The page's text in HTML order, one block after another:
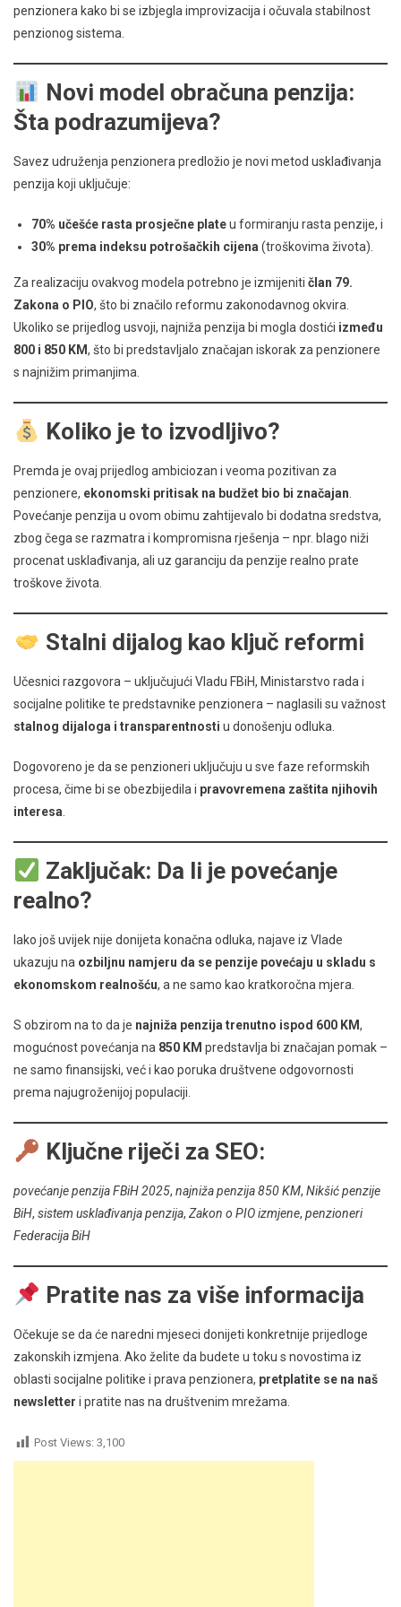
penzionera kako bi se izbjegla improvizacija i očuvala stabilnost
penzionog sistema.
Novi model obračuna penzija:
Šta podrazumijeva?
Savez udruženja penzionera predložio je novi metod usklađivanja
penzija koji uključuje:
70% učešće rasta prosječne plateu formiranju rasta penzije, i
30% prema indeksu potrošačkih cijena(troškovima života).
Za realizaciju ovakvog modela potrebno je izmijeniti član 79.
Zakona o PIO, što bi značilo reformu zakonodavnog okvira.
Ukoliko se prijedlog usvoji, najniža penzija bi mogla dostići između
800 i 850 KM, što bi predstavljalo značajan iskorak za penzionere
s najnižim primanjima.
Koliko je to izvodljivo?
Premda je ovaj prijedlog ambiciozan i veoma pozitivan za
penzionere, ekonomski pritisak na budžet bio bi značajan.
Povećanje penzija u ovom obimu zahtijevalo bi dodatna sredstva,
zbog čega se razmatra i kompromisna rješenja – npr. blago niži
procenat usklađivanja, ali uz garanciju da penzije realno prate
troškove života.
Stalni dijalog kao ključ reformi
Učesnici razgovora – uključujući Vladu FBiH, Ministarstvo rada i
socijalne politike te predstavnike penzionera – naglasili su važnost
stalnog dijaloga i transparentnosti u donošenju odluka.
Dogovoreno je da se penzioneri uključuju u sve faze reformskih
procesa, čime bi se obezbijedila i pravovremena zaštita njihovih
interesa.
Zaključak: Da li je povećanje
realno?
Iako još uvijek nije donijeta konačna odluka, najave iz Vlade
ukazuju na ozbiljnu namjeru da se penzije povećaju u skladu s
ekonomskom realnošću, a ne samo kao kratkoročna mjera.
S obzirom na to da je najniža penzija trenutno ispod 600 KM,
mogućnost povećanja na 850 KM predstavlja bi značajan pomak –
ne samo finansijski, već i kao poruka društvene odgovornosti
prema najugroženijoj populaciji.
Ključne riječi za SEO:
povećanje penzija FBiH 2025, najniža penzija 850 KM, Nikšić penzije
BiH, sistem usklađivanja penzija, Zakon o PIO izmjene, penzioneri
Federacija BiH
Pratite nas za više informacija
Očekuje se da će naredni mjeseci donijeti konkretnije prijedloge
zakonskih izmjena. Ako želite da budete u toku s novostima iz
oblasti socijalne politike i prava penzionera, pretplatite se na naš
newsletter i pratite nas na društvenim mrežama.
Post Views: 3,100